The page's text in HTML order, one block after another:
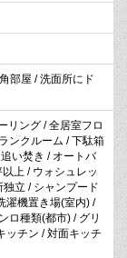
部屋 / 洗面所にド
リング / 全居室フロ
ンクルーム / 下駄箱
い焚き / オートバ
上 / ウォシュレッ
独立 / シャンプード
濯機置き場(室内) /
ロ種類(都市) / グリ
ッチン / 対面キッチ